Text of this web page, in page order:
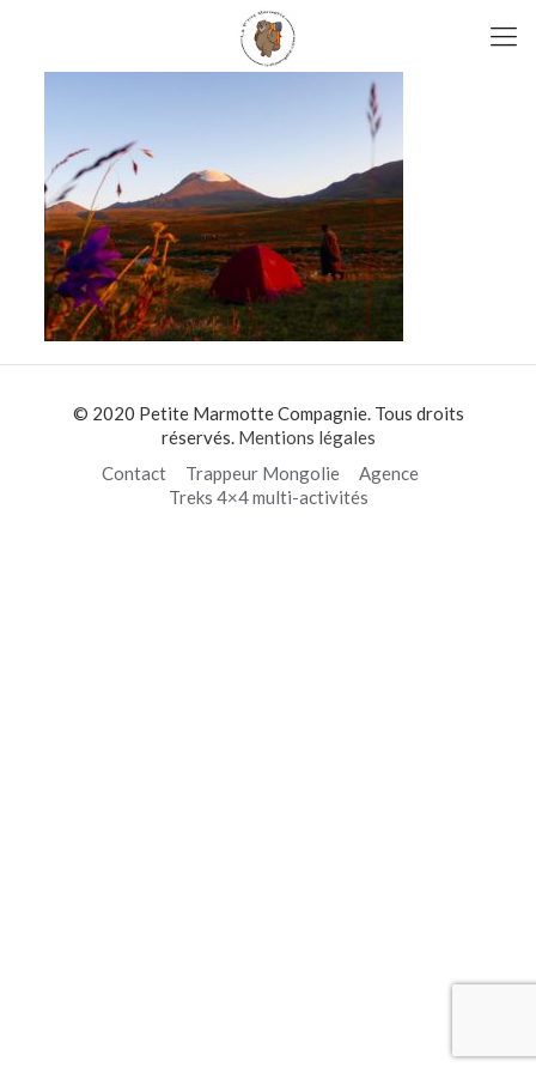
© 2020 Petite Marmotte Compagnie. Tous droits
réservés. Mentions légales
Contact
Trappeur Mongolie
Agence
Treks 4×4 multi-activités